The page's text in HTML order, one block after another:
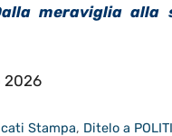
meraviglia alla
2026
Stampa, Ditelo a